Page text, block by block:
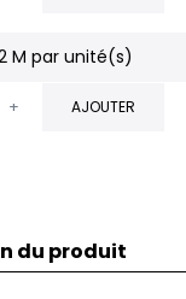
M par unité(s)
+ AJOUTER
du produit